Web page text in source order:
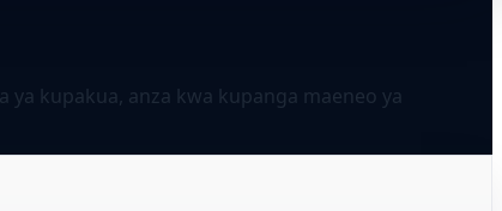
kupakua, anza kwa kupanga maeneo ya